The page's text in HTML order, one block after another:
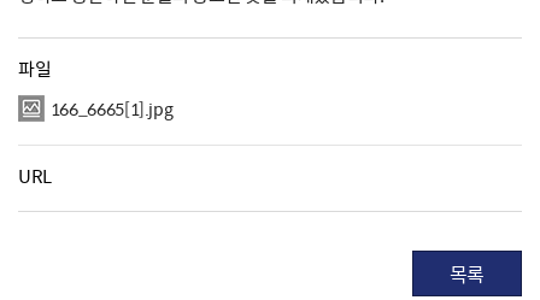
파일
166_6665[1].jpg
URL
목록